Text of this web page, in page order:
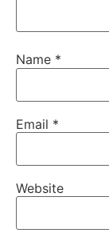
Name *
Email *
Website